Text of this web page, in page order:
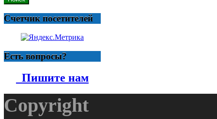
Счетчик посетителей
Есть вопросы?
Пишите нам
Copyright